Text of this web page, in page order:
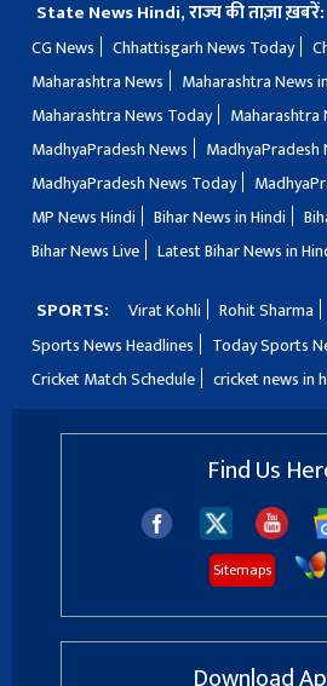
State News Hindi, राज्य की ताज़ा ख़बरें:
CG News
Chhattisgarh News Today
Maharashtra News
Maharashtra News
Maharashtra News Today
Maharashtra
MadhyaPradesh News
MadhyaPradesh
MadhyaPradesh News Today
MP News Hindi
Bihar News in Hindi
Bihar News Live
Latest Bihar News in
SPORTS: Virat Kohli Rohit Sharma
Sports News Headlines
Today Sports
Cricket Match Schedule
cricket news in
Find Us
Sitemaps